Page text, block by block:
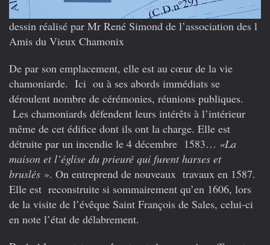
dessin réalisé par Mr René Simond de l’association des l
Amis du Vieux Chamonix
De par son emplacement, elle est au cœur de la vie
chamoniarde. Ici ou à ses abords immédiats se
déroulent nombre de cérémonies, réunions publiques.
Les chamoniards défendent leurs intérêts à l’intérieur
même de cet édifice dont ils ont la charge. Elle est
détruite par un incendie le 4 décembre 1583… «La
maison et l’église du prieuré qui furent harses et
bruslés ». On entreprend de nouveaux travaux en 1587.
Elle est reconstruite si sommairement qu’en 1606, lors
de la visite de l’évêque Saint François de Sales, celui-ci
en note l’état de délabrement.